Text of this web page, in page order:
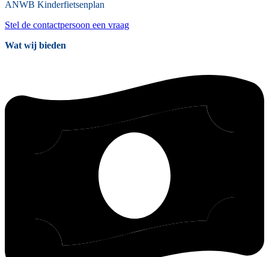
ANWB Kinderfietsenplan
Stel de contactpersoon een vraag
Wat wij bieden